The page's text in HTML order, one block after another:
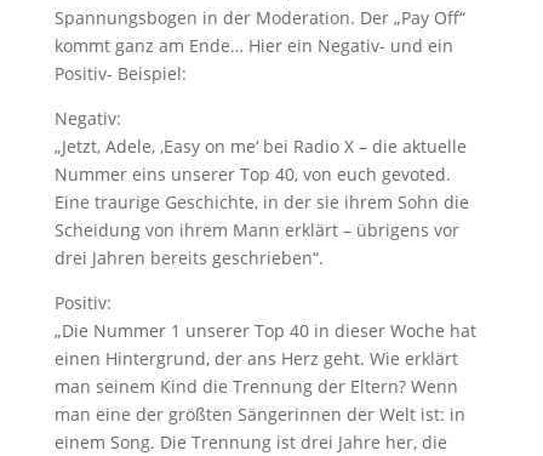
Spannungsbogen in der Moderation. Der „Pay Off“
kommt ganz am Ende… Hier ein Negativ- und ein
Positiv- Beispiel:
Negativ:
„Jetzt, Adele, ‚Easy on me‘ bei Radio X – die aktuelle
Nummer eins unserer Top 40, von euch gevoted.
Eine traurige Geschichte, in der sie ihrem Sohn die
Scheidung von ihrem Mann erklärt – übrigens vor
drei Jahren bereits geschrieben“.
Positiv:
„Die Nummer 1 unserer Top 40 in dieser Woche hat
einen Hintergrund, der ans Herz geht. Wie erklärt
man seinem Kind die Trennung der Eltern? Wenn
man eine der größten Sängerinnen der Welt ist: in
einem Song. Die Trennung ist drei Jahre her, die